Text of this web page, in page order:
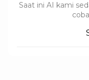
Saat ini AI kami